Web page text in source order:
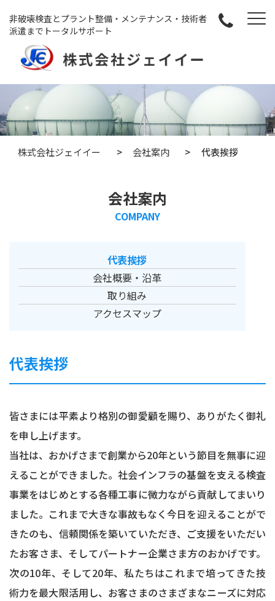
非破壊検査とプラント整備・メンテナンス・技術者
派遣までトータルサポート
株式会社ジェイイー > 会社案内 > 代表挨拶
会社案内
COMPANY
代表挨拶
会社概要・沿革
取り組み
アクセスマップ
代表挨拶
皆さまには平素より格別の御愛顧を賜り、ありがたく御礼
を申し上げます。
当社は、おかげさまで創業から20年という節目を無事に迎
えることができました。社会インフラの基盤を支える検査
事業をはじめとする各種工事に微力ながら貢献してまいり
ました。これまで大きな事故もなく今日を迎えることがで
きたのも、信頼関係を築いていただき、ご支援をいただい
たお客さま、そしてパートナー企業さま方のおかげです。
次の10年、そして20年、私たちはこれまで培ってきた技
術力を最大限活用し、お客さまのさまざまなニーズに対応